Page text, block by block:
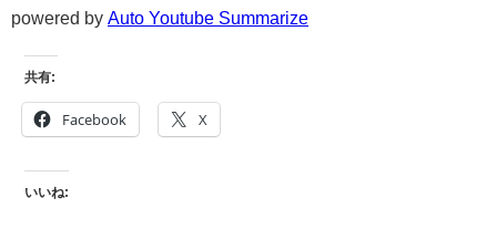
powered by Auto Youtube Summarize
共有:
Facebook X
いいね: